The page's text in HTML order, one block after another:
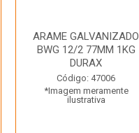
ARAME GALVANIZADO
BWG 12/2 77MM 1KG
DURAX
Código: 47006
*Imagem meramente
ilustrativa